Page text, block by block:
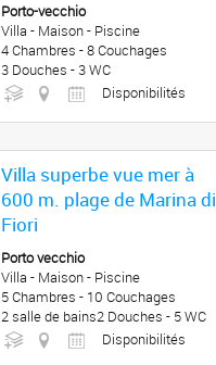
Porto-vecchio
Villa - Maison - Piscine
4 Chambres - 8 Couchages
3 Douches - 3 WC
Disponibilités
Villa superbe vue mer à
600 m. plage de Marina di
Fiori
Porto vecchio
Villa - Maison - Piscine
5 Chambres - 10 Couchages
2 salle de bains2 Douches - 5 WC
Disponibilités